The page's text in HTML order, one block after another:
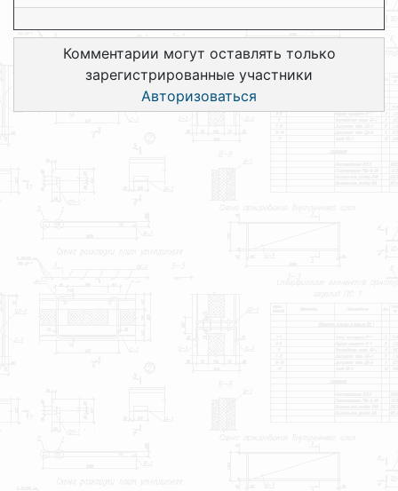
Комментарии могут оставлять только
зарегистрированные участники
Авторизоваться